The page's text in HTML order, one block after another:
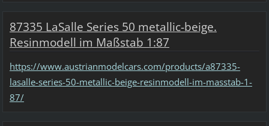
87335 LaSalle Series 50 metallic-beige.
Resinmodell im Maßstab 1:87
https://www.austrianmodelcars.com/products/a87335-
lasalle-series-50-metallic-beige-resinmodell-im-masstab-1-
87/